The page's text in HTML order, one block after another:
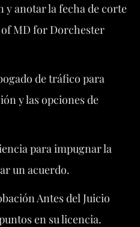
y anotar la fecha de corte
MD for Dorchester
de tráfico para
y las opciones de
para impugnar la
un acuerdo.
Antes del Juicio
en su licencia.